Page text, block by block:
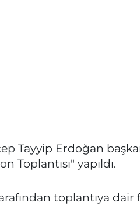
Tayyip Erdoğan
Toplantısı" yapıldı.
toplantıya